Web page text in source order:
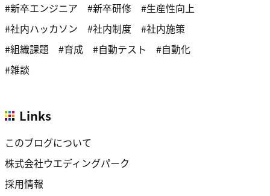
新卒エンジニア
新卒研修
生産性向上
社内ハッカソン
社内制度
社内施策
組織課題
育成 自動テスト
自動化
雑談
Links
このブログについて
株式会社ウエディングパーク
採用情報